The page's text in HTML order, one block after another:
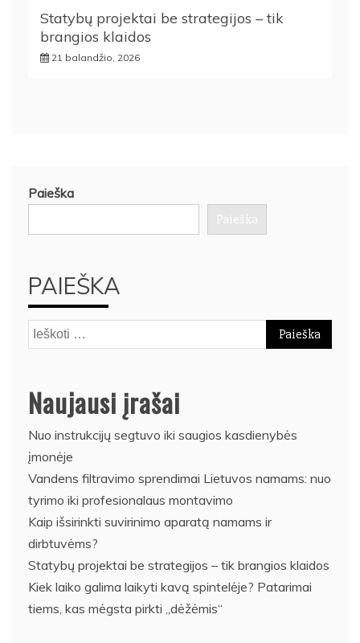
Statybų projektai be strategijos – tik
brangios klaidos
21 balandžio, 2026
Paieška
Paieška
PAIEŠKA
Ieškoti:
Naujausi įrašai
Nuo instrukcijų segtuvo iki saugios kasdienybės
įmonėje
Vandens filtravimo sprendimai Lietuvos namams: nuo
tyrimo iki profesionalaus montavimo
Kaip išsirinkti suvirinimo aparatą namams ir
dirbtuvėms?
Statybų projektai be strategijos – tik brangios klaidos
Kiek laiko galima laikyti kavą spintelėje? Patarimai
tiems, kas mėgsta pirkti „dėžėmis“